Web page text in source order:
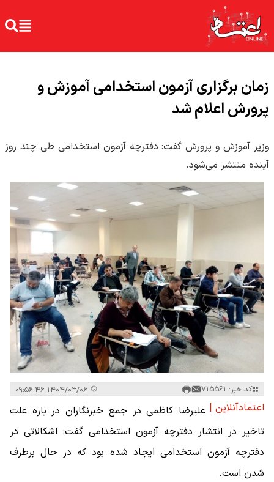
زمان برگزاری آزمون استخدامی آموزش و
پرورش اعلام شد
وزیر آموزش و پرورش گفت: دفترچه آزمون استخدامی طی چند روز
آینده منتشر می‌شود.
کد خبر: 715561
اعتمادآنلاین | علیرضا کاظمی در جمع خبرنگاران در باره علت
تاخیر در انتشار دفترچه آزمون استخدامی گفت: اشکالاتی در
دفترچه آزمون استخدامی ایجاد شده بود که در حال برطرف
شدن است.